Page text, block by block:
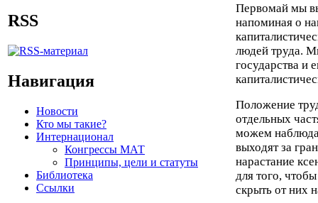
RSS
Навигация
Новости
Кто мы такие?
Интернационал
Конгрессы МАТ
Принципы, цели и статуты
Библиотека
Ссылки
Первомай мы
напоминая о
людей труда.
государства и
Положение
отдельных
можем
выходят за
нарастание
для того,
скрыть от них